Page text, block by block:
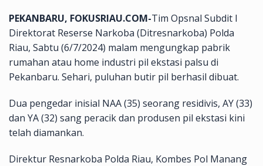
PEKANBARU, FOKUSRIAU.COM-Tim Opsnal Subdit I
Direktorat Reserse Narkoba (Ditresnarkoba) Polda
Riau, Sabtu (6/7/2024) malam mengungkap pabrik
rumahan atau home industri pil ekstasi palsu di
Pekanbaru. Sehari, puluhan butir pil berhasil dibuat.
Dua pengedar inisial NAA (35) seorang residivis, AY (33)
dan YA (32) sang peracik dan produsen pil ekstasi kini
telah diamankan.
Direktur Resnarkoba Polda Riau, Kombes Pol Manang